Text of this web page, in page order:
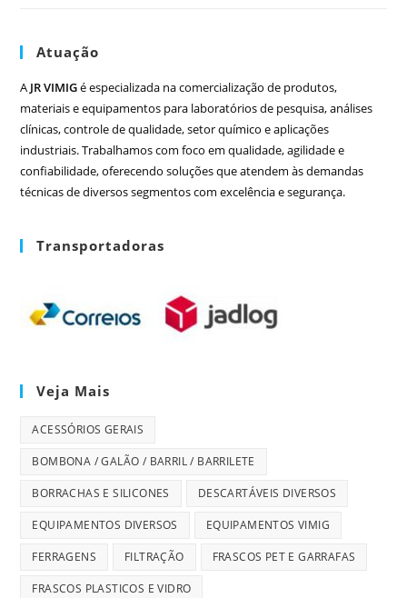
Atuação
A JR VIMIGé especializada na comercialização de produtos,
materiais e equipamentos para laboratórios de pesquisa, análises
clínicas, controle de qualidade, setor químico e aplicações
industriais. Trabalhamos com foco em qualidade, agilidade e
confiabilidade, oferecendo soluções que atendem às demandas
técnicas de diversos segmentos com excelência e segurança.
Transportadoras
Veja Mais
ACESSÓRIOS GERAIS
BOMBONA / GALÃO / BARRIL / BARRILETE
BORRACHAS E SILICONES DESCARTÁVEIS DIVERSOS
EQUIPAMENTOS DIVERSOS EQUIPAMENTOS VIMIG
FERRAGENS FILTRAÇÃO FRASCOS PET E GARRAFAS
FRASCOS PLASTICOS E VIDRO